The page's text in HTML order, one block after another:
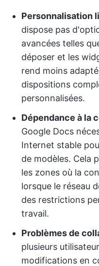
Personnalisation
dispose pas
avancées telles
déposer et les
rend moins
dispositions
personnalisées.
Dépendance à la
Google Docs
Internet stable
de modèles. Cela
les zones où la
lorsque le réseau
des restrictions
travail.
Problèmes de
plusieurs
modifications en